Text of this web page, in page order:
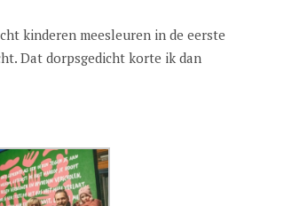
kinderen meesleuren in de eerste
Dat dorpsgedicht korte ik dan